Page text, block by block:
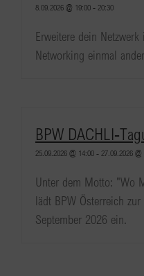
8.09.2026 @ 19:00-20:30
Erweitere dein
Networking einmal
BPW DACHLI-
25.09.2026 @ 14:00-27.09.2026 @
Unter dem Motto: "Wo
lädt BPW Österreich
September 2026 ein.